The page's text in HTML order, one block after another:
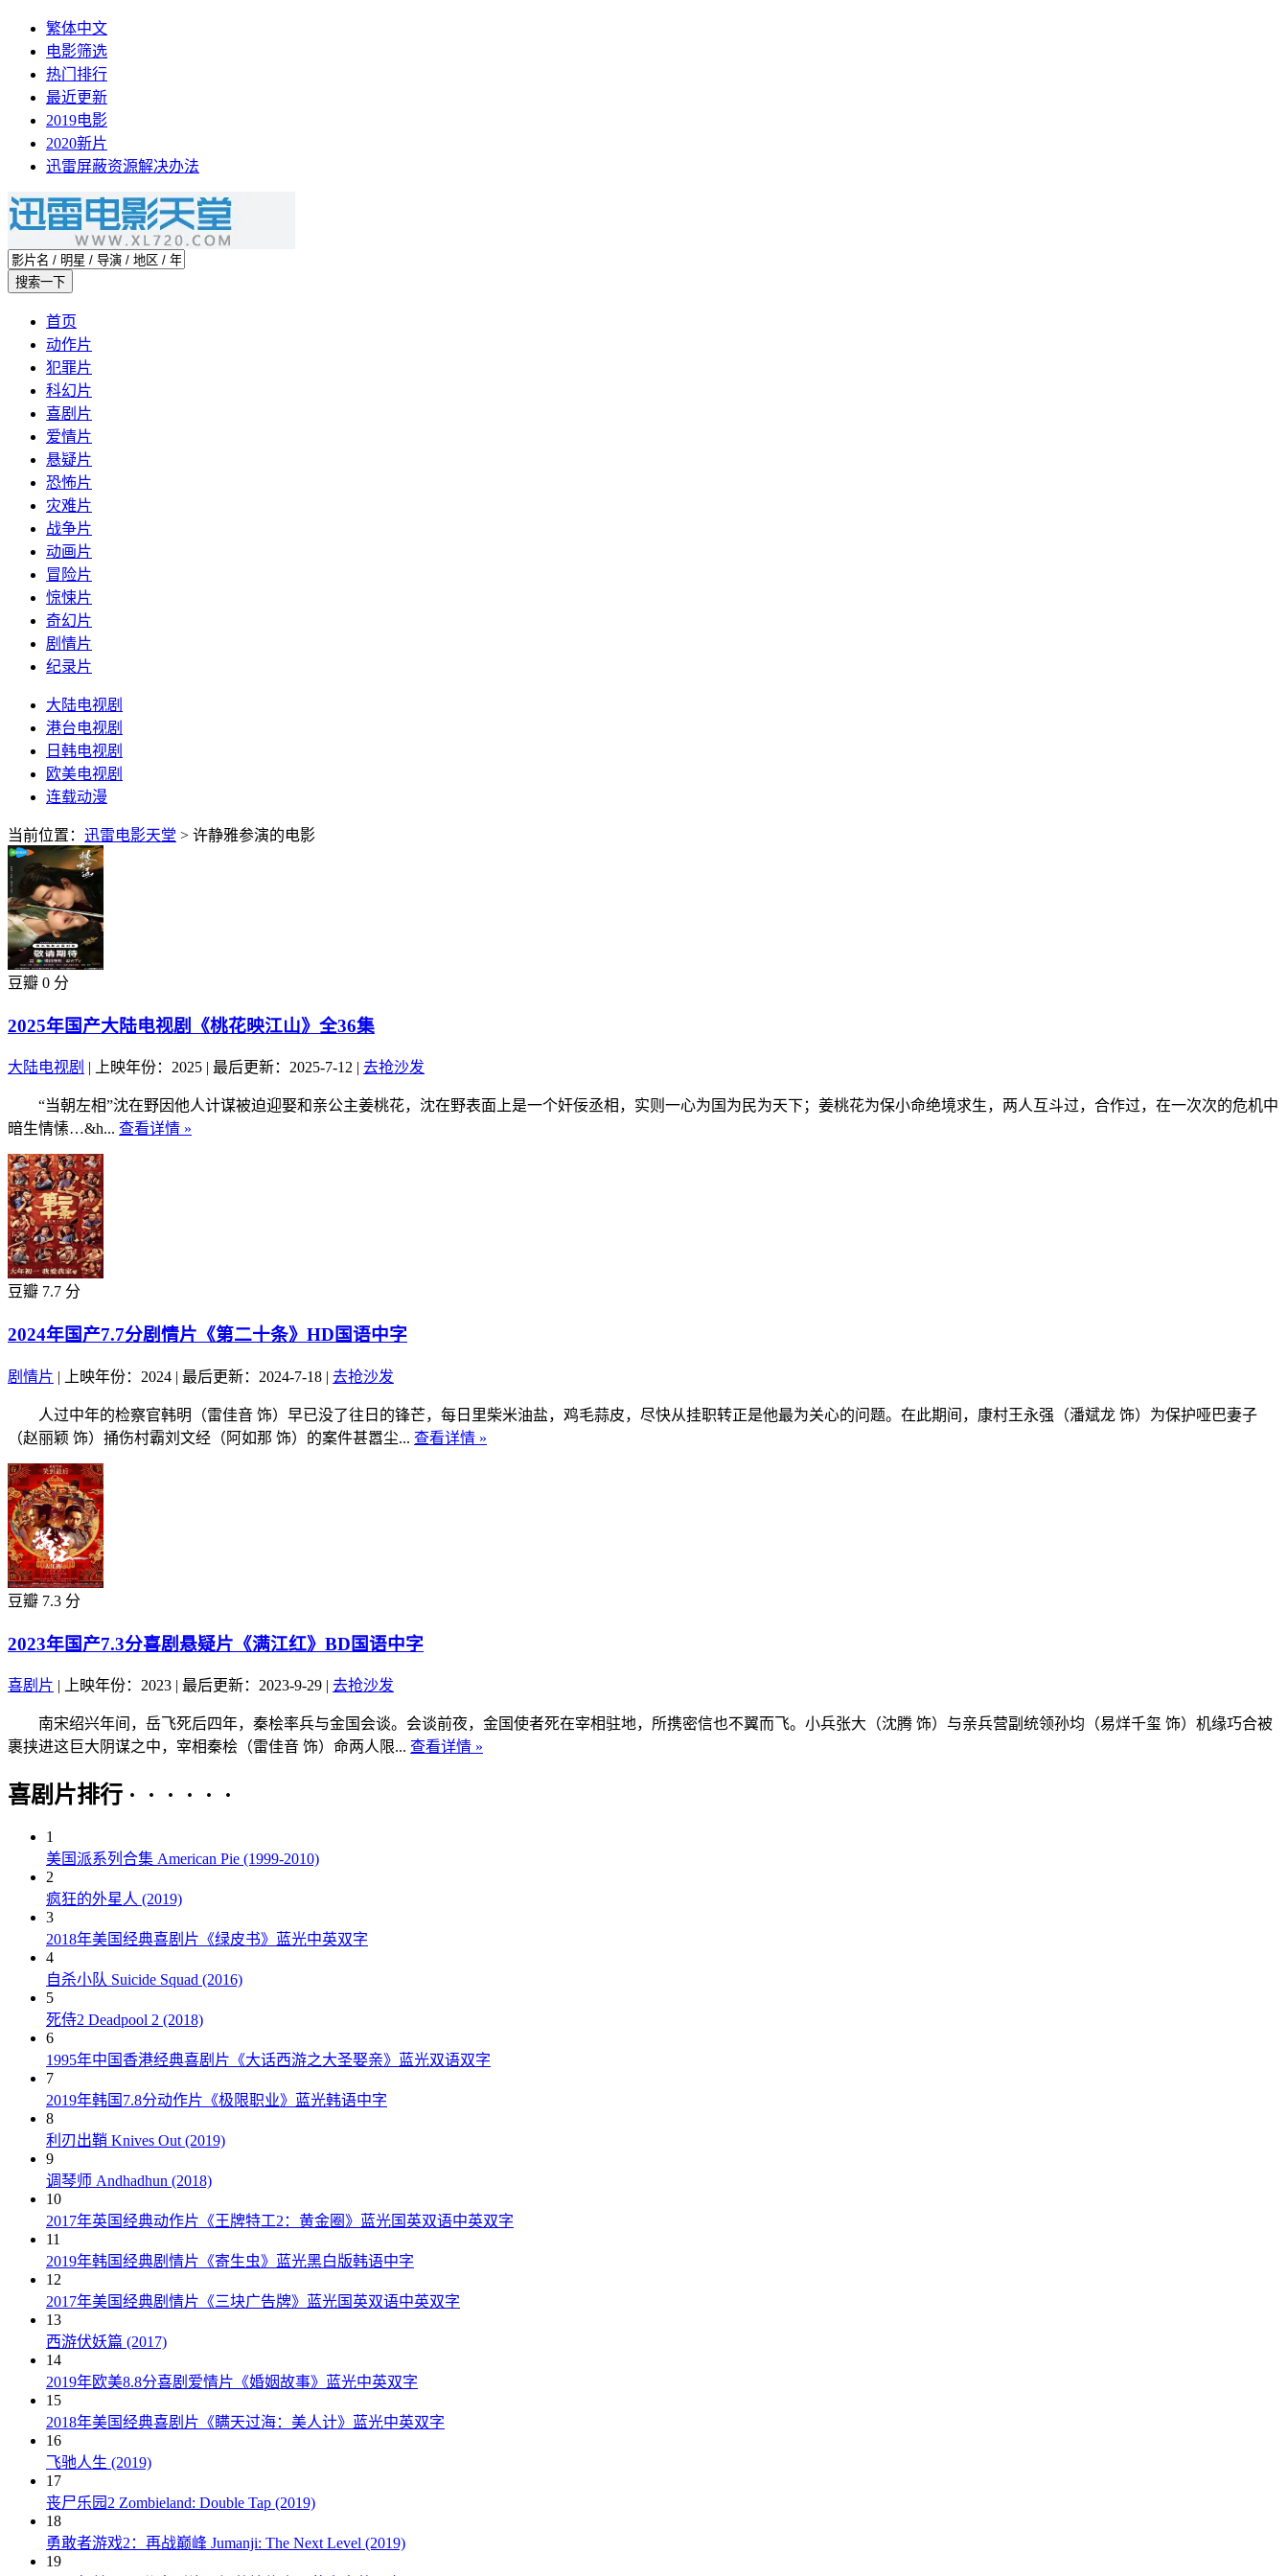
繁体中文
电影筛选
热门排行
最近更新
2019电影
2020新片
迅雷屏蔽资源解决办法
首页
动作片
犯罪片
科幻片
喜剧片
爱情片
悬疑片
恐怖片
灾难片
战争片
动画片
冒险片
惊悚片
奇幻片
剧情片
纪录片
大陆电视剧
港台电视剧
日韩电视剧
欧美电视剧
连载动漫
当前位置： 迅雷电影天堂 > 许静雅参演的电影
豆瓣 0 分
2025年国产大陆电视剧《桃花映江山》全36集
大陆电视剧 | 上映年份：2025 | 最后更新：2025-7-12 | 去抢沙发
“当朝左相”沈在野因他人计谋被迫迎娶和亲公主姜桃花，沈在野表面上是一个奸佞丞相，实则一心为国为民为天下；姜桃花为保小命绝境求生，两人互斗过，合作过，在一次次的危机中
暗生情愫…&h... 查看详情 »
豆瓣 7.7 分
2024年国产7.7分剧情片《第二十条》HD国语中字
剧情片 | 上映年份：2024 | 最后更新：2024-7-18 | 去抢沙发
人过中年的检察官韩明（雷佳音 饰）早已没了往日的锋芒，每日里柴米油盐，鸡毛蒜皮，尽快从挂职转正是他最为关心的问题。在此期间，康村王永强（潘斌龙 饰）为保护哑巴妻子
（赵丽颖 饰）捅伤村霸刘文经（阿如那 饰）的案件甚嚣尘... 查看详情 »
豆瓣 7.3 分
2023年国产7.3分喜剧悬疑片《满江红》BD国语中字
喜剧片 | 上映年份：2023 | 最后更新：2023-9-29 | 去抢沙发
南宋绍兴年间，岳飞死后四年，秦桧率兵与金国会谈。会谈前夜，金国使者死在宰相驻地，所携密信也不翼而飞。小兵张大（沈腾 饰）与亲兵营副统领孙均（易烊千玺 饰）机缘巧合被
裹挟进这巨大阴谋之中，宰相秦桧（雷佳音 饰）命两人限... 查看详情 »
喜剧片排行 · · · · · ·
1
美国派系列合集 American Pie (1999-2010)
2
疯狂的外星人 (2019)
3
2018年美国经典喜剧片《绿皮书》蓝光中英双字
4
自杀小队 Suicide Squad (2016)
5
死侍2 Deadpool 2 (2018)
6
1995年中国香港经典喜剧片《大话西游之大圣娶亲》蓝光双语双字
7
2019年韩国7.8分动作片《极限职业》蓝光韩语中字
8
利刃出鞘 Knives Out (2019)
9
调琴师 Andhadhun (2018)
10
2017年英国经典动作片《王牌特工2：黄金圈》蓝光国英双语中英双字
11
2019年韩国经典剧情片《寄生虫》蓝光黑白版韩语中字
12
2017年美国经典剧情片《三块广告牌》蓝光国英双语中英双字
13
西游伏妖篇 (2017)
14
2019年欧美8.8分喜剧爱情片《婚姻故事》蓝光中英双字
15
2018年美国经典喜剧片《瞒天过海：美人计》蓝光中英双字
16
飞驰人生 (2019)
17
丧尸乐园2 Zombieland: Double Tap (2019)
18
勇敢者游戏2：再战巅峰 Jumanji: The Next Level (2019)
19